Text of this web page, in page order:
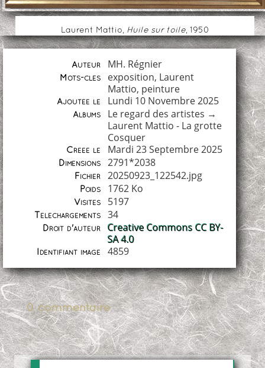
Laurent Mattio, Huile sur toile, 1950
Auteur MH. Régnier
Mots-clés exposition, Laurent
Mattio, peinture
Ajoutée le Lundi 10 Novembre 2025
Albums Le regard des artistes →
Laurent Mattio - La grotte
Cosquer
Créée le Mardi 23 Septembre 2025
Dimensions 2791*2038
Fichier 20250923_122542.jpg
Poids 1762 Ko
Visites 5197
Téléchargements 34
Droit d'auteur
Creative Commons CC BY-
SA 4.0
Identifiant image 4859
0 commentaire